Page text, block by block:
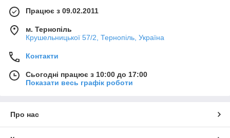
Працює з 09.02.2011
м. Тернопіль
Крушельницької 57/2, Тернопіль, Україна
Контакти
Сьогодні працює з 10:00 до 17:00
Показати весь графік роботи
Про нас